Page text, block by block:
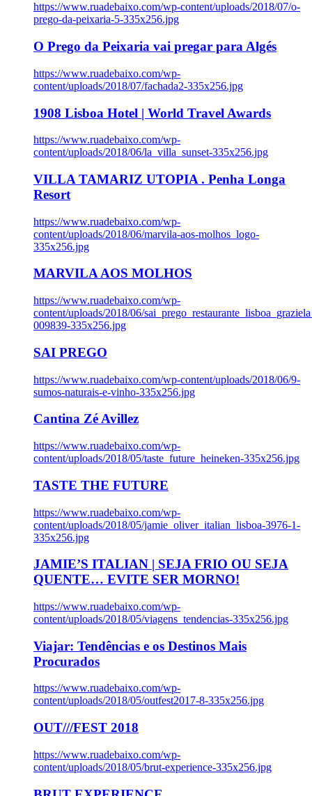
https://www.ruadebaixo.com/wp-content/uploads/2018/07/o-
prego-da-peixaria-5-335x256.jpg
O Prego da Peixaria vai pregar para Algés
https://www.ruadebaixo.com/wp-
content/uploads/2018/07/fachada2-335x256.jpg
1908 Lisboa Hotel | World Travel Awards
https://www.ruadebaixo.com/wp-
content/uploads/2018/06/la_villa_sunset-335x256.jpg
VILLA TAMARIZ UTOPIA . Penha Longa
Resort
https://www.ruadebaixo.com/wp-
content/uploads/2018/06/marvila-aos-molhos_logo-
335x256.jpg
MARVILA AOS MOLHOS
https://www.ruadebaixo.com/wp-
content/uploads/2018/06/
009839-335x256.jpg
SAI PREGO
https://www.ruadebaixo.com/wp-content/uploads/2018/06/9-
sumos-naturais-e-vinho-335x256.jpg
Cantina Zé Avillez
https://www.ruadebaixo.com/wp-
content/uploads/2018/05/taste_future_heineken-335x256.jpg
TASTE THE FUTURE
https://www.ruadebaixo.com/wp-
content/uploads/2018/05/jamie_oliver_italian_lisboa-3976-1-
335x256.jpg
JAMIE’S ITALIAN | SEJA FRIO OU SEJA
QUENTE… EVITE SER MORNO!
https://www.ruadebaixo.com/wp-
content/uploads/2018/05/viagens_tendencias-335x256.jpg
Viajar: Tendências e os Destinos Mais
Procurados
https://www.ruadebaixo.com/wp-
content/uploads/2018/05/outfest2017-8-335x256.jpg
OUT///FEST 2018
https://www.ruadebaixo.com/wp-
content/uploads/2018/05/brut-experience-335x256.jpg